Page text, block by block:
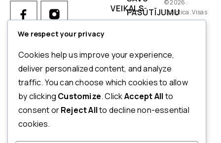
Ja Jums ir kādi jautājumi par
pasūtījumu, produktiem vai
mūsu pakalpojumiem,
lūdzu, sazinieties ar mūsu
klientu apkalpošanas
dienestu.
VEIKALSPASŪTĪJUMU
NORĒĶINI
ATMAKSAS
UN
ATGRIEŠANAS
© 2026.
Eclectica. Visas
tiesības
We respect your privacy
Cookies help us improve your experience,
deliver personalized content, and analyze
traffic. You can choose which cookies to allow
by clicking Customize. ClickAccept Allto
consent orReject Allto decline non-essential
cookies.